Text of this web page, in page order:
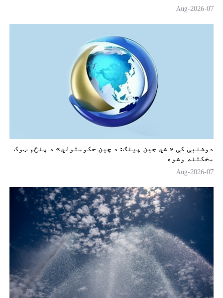
07-Aug-2026
دوشنبې کې « شي جين پینګ: د چين حکومتولي» د پنځم ټوک
مخکتنه وشوه
07-Aug-2026